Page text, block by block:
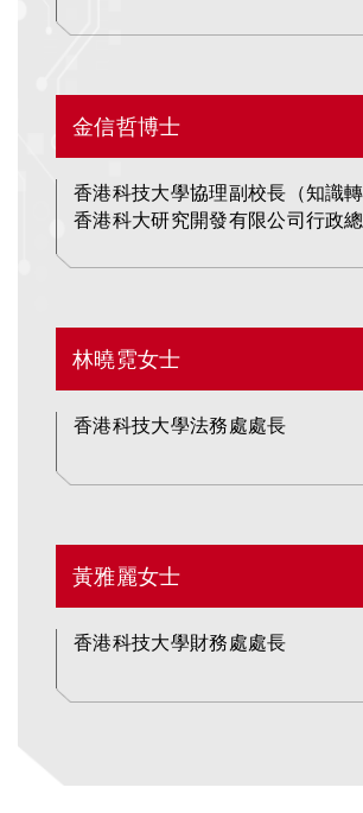
Area
金信哲博士
香港科技大學協理副校長（知識轉
香港科大研究開發有限公司行政
Area
林曉霓女士
香港科技大學法務處處長
Area
黃雅麗女士
香港科技大學財務處處長